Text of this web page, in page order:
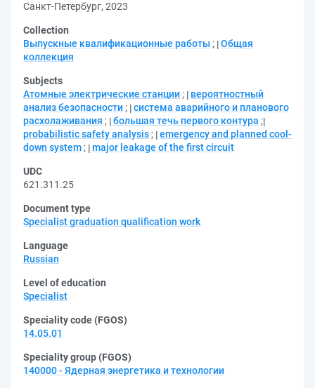
Санкт-Петербург, 2023
Collection
Выпускные квалификационные работы ; Общая
коллекция
Subjects
Атомные электрические станции ;
вероятностный
анализ безопасности ; система аварийного и планового
расхолаживания ; большая течь первого контура ;
probabilistic safety analysis ; emergency and planned cool-
down system ; major leakage of the first circuit
UDC
621.311.25
Document type
Specialist graduation qualification work
Language
Russian
Level of education
Specialist
Speciality code (FGOS)
14.05.01
Speciality group (FGOS)
140000 - Ядерная энергетика и технологии